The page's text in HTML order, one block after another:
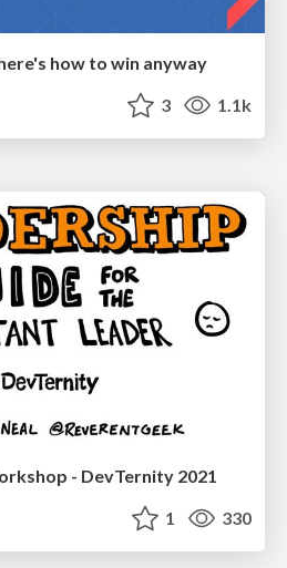
how to win anyway
3 1.1k
- DevTernity 2021
1 330